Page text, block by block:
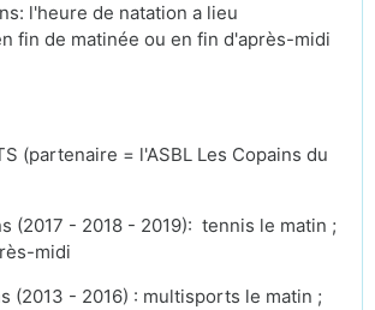
l'heure de natation a lieu
fin de matinée ou en fin d'après-midi
(partenaire = l'ASBL Les Copains du
(2017 - 2018 - 2019): tennis le matin ;
midi
(2013 - 2016) : multisports le matin ;